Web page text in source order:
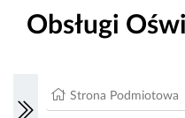
Obsługi
Strona Podmiotowa